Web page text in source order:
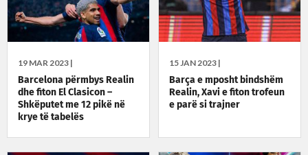
19 MAR 2023 |
Barcelona përmbys Realin
dhe fiton El Clasicon –
Shkëputet me 12 pikë në
krye të tabelës
15 JAN 2023 |
Barça e mposht bindshëm
Realin, Xavi e fiton trofeun
e parë si trajner